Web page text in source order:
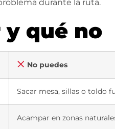
durante la ruta.
y qué no
No puedes
Sacar mesa, sillas o toldo
Acampar en zonas